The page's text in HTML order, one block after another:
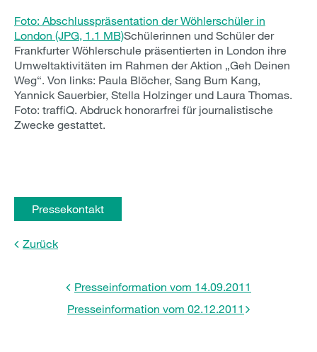
Foto: Abschlusspräsentation der Wöhlerschüler in
London (JPG, 1.1 MB)Schülerinnen und Schüler der
Frankfurter Wöhlerschule präsentierten in London ihre
Umweltaktivitäten im Rahmen der Aktion „Geh Deinen
Weg“. Von links: Paula Blöcher, Sang Bum Kang,
Yannick Sauerbier, Stella Holzinger und Laura Thomas.
Foto: traffiQ. Abdruck honorarfrei für journalistische
Zwecke gestattet.
Pressekontakt
Zurück
Presseinformation vom 14.09.2011
Presseinformation vom 02.12.2011